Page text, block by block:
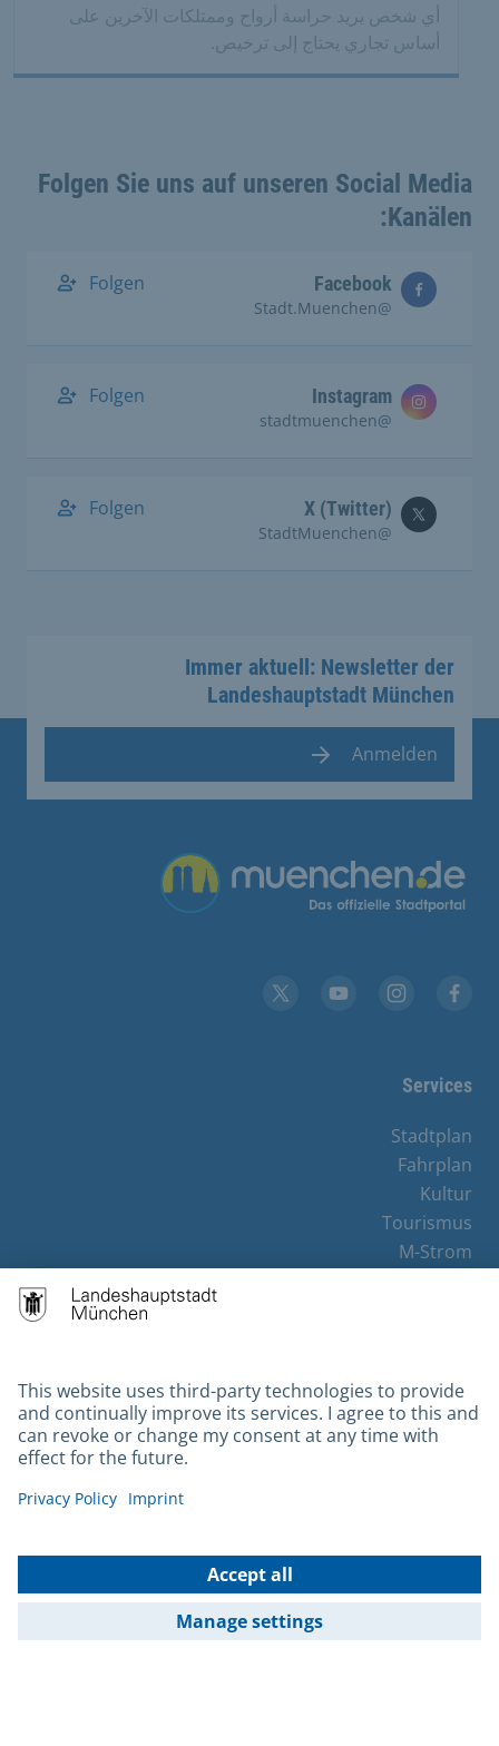
أي شخص يريد حراسة أرواح وممتلكات الآخرين على
أساس تجاري يحتاج إلى ترخيص.
Folgen Sie uns auf unseren Social Media
Kanälen:
Facebook
@Stadt.Muenchen
Folgen
Instagram
@stadtmuenchen
Folgen
X (Twitter)
@StadtMuenchen
Folgen
Immer aktuell: Newsletter der
Landeshauptstadt München
Anmelden
Übergreifende Links
Services
Stadtplan
Fahrplan
Kultur
Tourismus
M-Strom
Contact
Barrierefreiheit
Kontakt